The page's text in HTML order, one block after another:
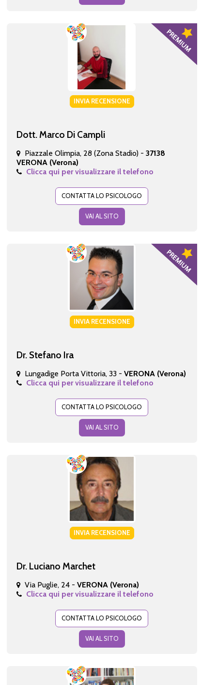
INVIA RECENSIONE
Dott. Marco Di Campli
Piazzale Olimpia, 28 (Zona Stadio) - 37138
VERONA (Verona)
Clicca qui per visualizzare il telefono
CONTATTA LO PSICOLOGO
VAI AL SITO
INVIA RECENSIONE
Dr. Stefano Ira
Lungadige Porta Vittoria, 33 - VERONA (Verona)
Clicca qui per visualizzare il telefono
CONTATTA LO PSICOLOGO
VAI AL SITO
INVIA RECENSIONE
Dr. Luciano Marchet
Via Puglie, 24 - VERONA (Verona)
Clicca qui per visualizzare il telefono
CONTATTA LO PSICOLOGO
VAI AL SITO